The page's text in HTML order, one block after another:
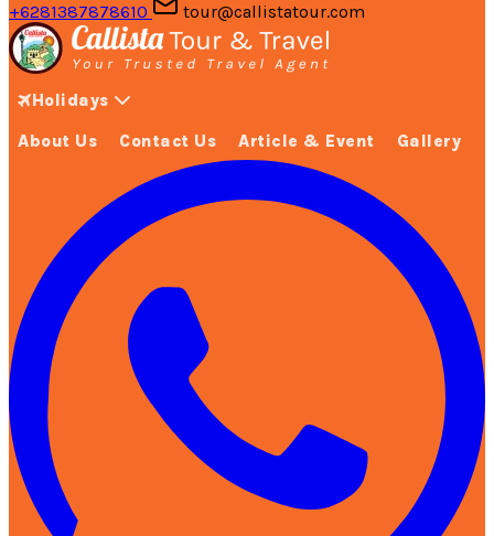
+6281387878610 tour@callistatour.com
Holidays
About Us Contact Us Article & Event Gallery